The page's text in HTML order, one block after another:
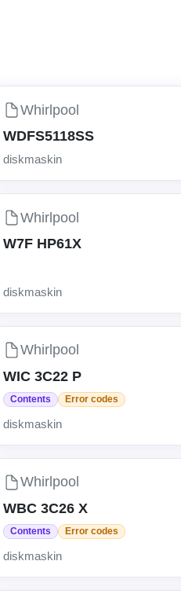
Whirlpool
WDFS5118SS
diskmaskin
Whirlpool
W7F HP61X
diskmaskin
Whirlpool
WIC 3C22 P
Contents Error codes
diskmaskin
Whirlpool
WBC 3C26 X
Contents Error codes
diskmaskin